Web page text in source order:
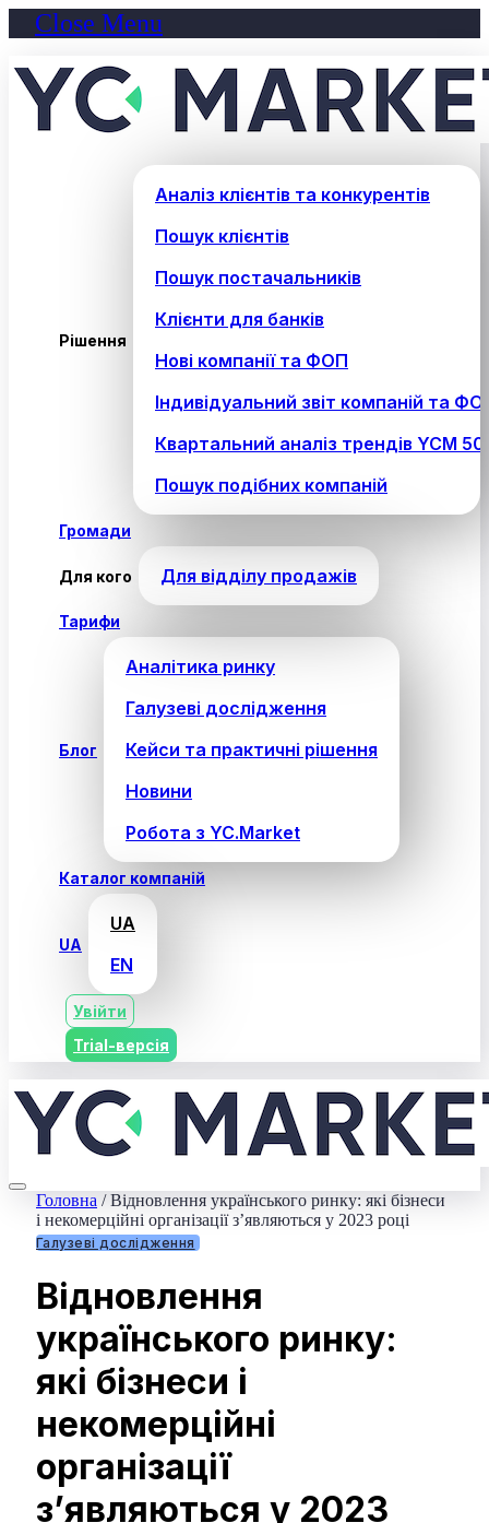
Close Menu
Рішення
Аналіз клієнтів та конкурентів
Пошук клієнтів
Пошук постачальників
Клієнти для банків
Нові компанії та ФОП
Індивідуальний звіт компаній та
Квартальний аналіз трендів YCM
Пошук подібних компаній
Громади
Для кого Для відділу продажів
Тарифи
Блог
Аналітика ринку
Галузеві дослідження
Кейси та практичні рішення
Новини
Робота з YC.Market
Каталог компаній
UA
UA
EN
Увійти
Trial-версія
Головна /Відновлення українського ринку: які бізнеси
і некомерційні організації з’являються у 2023 році
Галузеві дослідження
Відновлення
українського ринку:
які бізнеси і
некомерційні
організації
з’являються у 2023